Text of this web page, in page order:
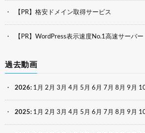
【PR】格安ドメイン取得サービス
【PR】WordPress表示速度No.1高速サーバー
過去動画
2026: 1月 2月 3月 4月 5月 6月 7月 8月 9月
2025: 1月 2月 3月 4月 5月 6月 7月 8月 9月